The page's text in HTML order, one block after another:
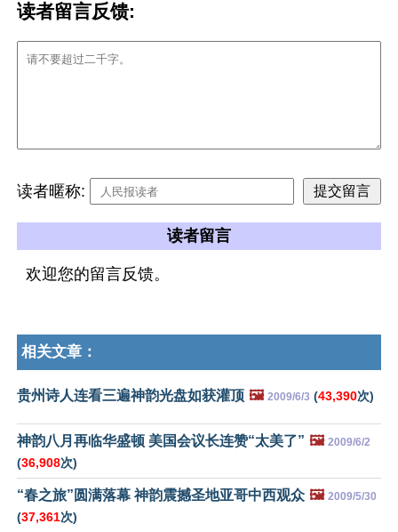
读者留言反馈:
读者暱称:
读者留言
欢迎您的留言反馈。
相关文章：
贵州诗人连看三遍神韵光盘如获灌顶 🖼️ 2009/6/3 (43,390次)
神韵八月再临华盛顿 美国会议长连赞“太美了” 🖼️ 2009/6/2
(36,908次)
“春之旅”圆满落幕 神韵震撼圣地亚哥中西观众 🖼️ 2009/5/30
(37,361次)